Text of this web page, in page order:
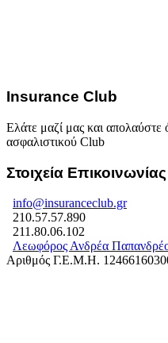
Insurance Club
Ελάτε μαζί μας και
ασφαλιστικού Club
Στοιχεία Επικοινωνίας
info@insuranceclub.gr
210.57.57.890
211.80.06.102
Λεωφόρος Ανδρέα
Αριθμός Γ.Ε.Μ.Η.